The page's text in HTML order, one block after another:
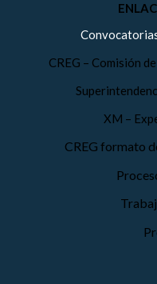
CREG – Comisión
XM –
CREG formato